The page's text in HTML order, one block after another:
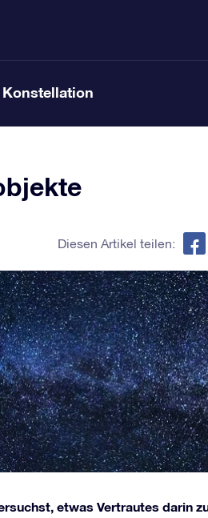
Diesen Artikel teilen:
etwas Vertrautes darin